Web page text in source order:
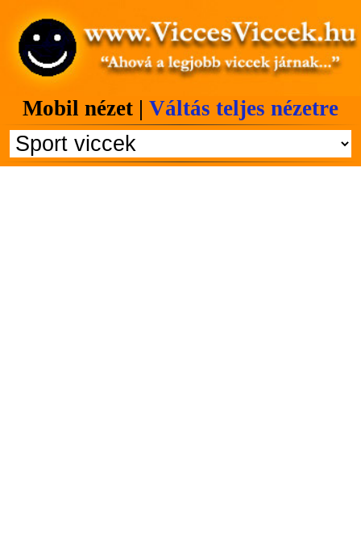
Mobil nézet | Váltás teljes nézetre